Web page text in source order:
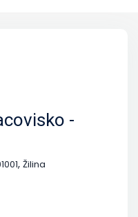
-
, Žilina